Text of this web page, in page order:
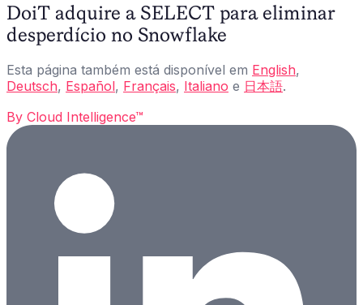
DoiT adquire a SELECT para eliminar
desperdício no Snowflake
Esta página também está disponível em English,
Deutsch, Español, Français, Italiano e 日本語.
By Cloud Intelligence™